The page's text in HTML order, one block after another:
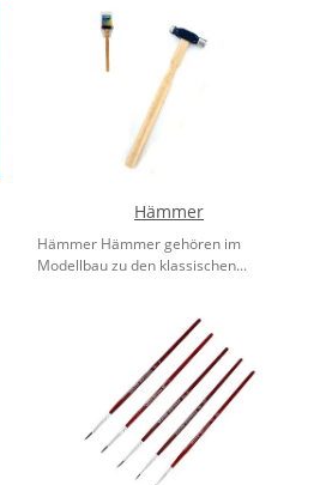
Hämmer
Hämmer Hämmer gehören im
Modellbau zu den klassischen...